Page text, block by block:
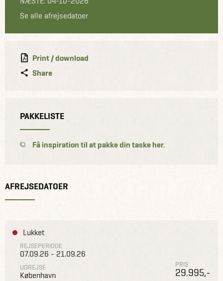
Se alle afrejsedatoer
Print / download
Share
PAKKELISTE
Få inspiration til at pakke din taske her.
AFREJSEDATOER
Lukket
REJSEPERIODE
07.09.26 - 21.09.26
UDREJSE
København
PRIS
29.995,-